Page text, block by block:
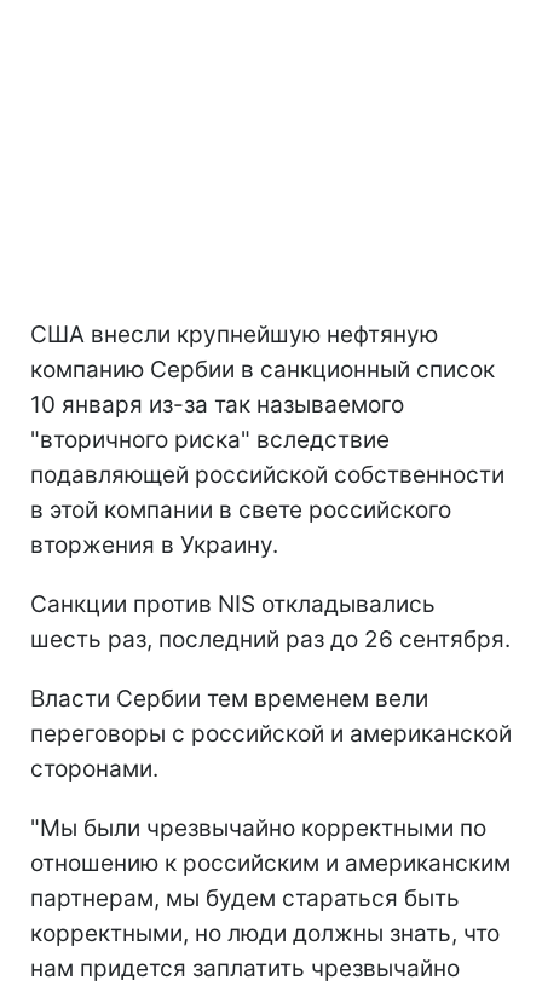
США внесли крупнейшую нефтяную
компанию Сербии в санкционный список
10 января из-за так называемого
"вторичного риска" вследствие
подавляющей российской собственности
в этой компании в свете российского
вторжения в Украину.
Санкции против NIS откладывались
шесть раз, последний раз до 26 сентября.
Власти Сербии тем временем вели
переговоры с российской и американской
сторонами.
"Мы были чрезвычайно корректными по
отношению к российским и американским
партнерам, мы будем стараться быть
корректными, но люди должны знать, что
нам придется заплатить чрезвычайно